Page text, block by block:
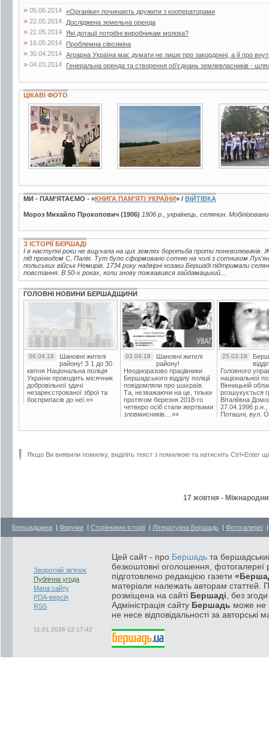
» 05.06.2014 «Органіки» починають дружити з кооператорами
» 22.05.2014 Досліджена земельна оренда
» 21.05.2014 Які дотації потрібні виробникам молока?
» 16.05.2014 Проблемна сівозміна
» 30.04.2014 Аграрна Україна має думати не лише про закордонні, а й про
» 04.03.2014 Генеральна оренда та створення об’єднань землевласників -
ЦІКАВІ ФОТО
3 фото 4 фото
МИ - ПАМ’ЯТАЄМО - «КНИГА ПАМ’ЯТІ УКРАЇНИ» / ВІЙТІВКА
Мороз Михайло Прокопович (1906) 1906 р., українець, селянин.
З ІСТОРІЇ БЕРШАДІ
І в наступні роки не вщухала на цих землях боротьба проти поневолювачів.
під проводом С, Палія. Тут було сформовано сотню на чолі з сотником
польських військ Немирів. 1734 року надвірні козаки Бершаді підтримали
повстання. В 50-х роках, коли знову пожвавився гайдамацький...
ГОЛОВНІ НОВИНИ БЕРШАДЩИНИ
06.04.18
Шановні жителі
району! З 1 до 30
квітня Національна поліція
України проводить місячник
добровільної здачі
незареєстрованої зброї та
боєприпасів до неї.»»
02.04.18
Шановні жителі
району!
Неодноразово працівники
Бершадського відділу поліції
повідомляли про шахраїв.
Та, незважаючи на це, тільки
протягом березня 2018-го
четверо осіб стали жертвами
зловмисників....»»
25.03.18
Головного
національної
Вінницькій
розшукується
Віталіївна
27.04.1996 р.н.,
Поташні, вул.
Якщо Ви виявили помилку, виділіть текст з помилкою та натисніть Ctrl+Enter
17 жовтня -
Бершадщина | Форуми | Сторінками історії | Літературна Бершадь | Фотогалереї
Зворотній зв'язок
Публічна угода
Мапа сайту
PDA-версія
RSS
11.01.2026 12:17:42
Цей сайт - про Бершадь та
безкоштовні оголошення, фотогалереї
підготовлено редакцією газети
матеріали належать авторам статтей.
розміщена на сайті Бершаді , без
Адміністрація сайту Бершадь може не
не несе відповідальності за авторські